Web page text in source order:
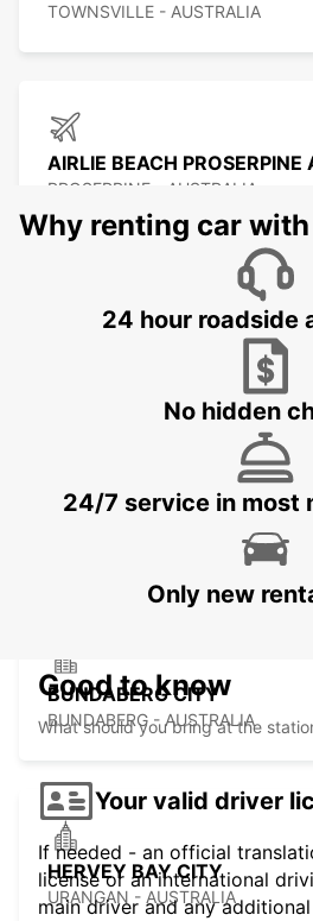
TOWNSVILLE - AUSTRALIA
AIRLIE BEACH PROSERPINE
PROSERPINE - AUSTRALIA
ROCKHAMPTON AIRPORT
ROCKHAMPTON - AUSTRALIA
BUNDABERG CITY
BUNDABERG - AUSTRALIA
HERVEY BAY CITY
URANGAN - AUSTRALIA
Why renting car
24 hour roadside
No hidden
24/7 service in most
Only new
Good to know
What should you bring at the
Your valid driver
If needed - an official
license or an international
main driver and any